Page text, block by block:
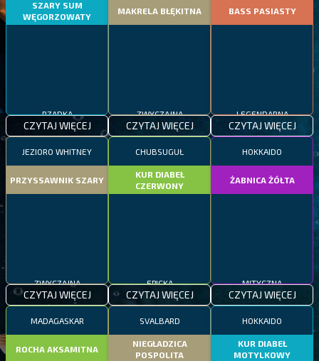
SZARY SUM
WĘGORZOWATY
CZYTAJ WIĘCEJ
MAKRELA BŁĘKITNA
CZYTAJ WIĘCEJ
BASS PASIASTY
CZYTAJ WIĘCEJ
JEZIORO WHITNEY
PRZYSSAWNIK SZARY
CZYTAJ WIĘCEJ
CHUBSUGUŁ
KUR DIABEŁ
CZERWONY
CZYTAJ WIĘCEJ
HOKKAIDO
ŻABNICA ŻÓŁTA
CZYTAJ WIĘCEJ
MADAGASKAR
ROCHA AKSAMITNA
SVALBARD
NIEGŁADZICA
POSPOLITA
HOKKAIDO
KUR DIABEŁ
MOTYLKOWY